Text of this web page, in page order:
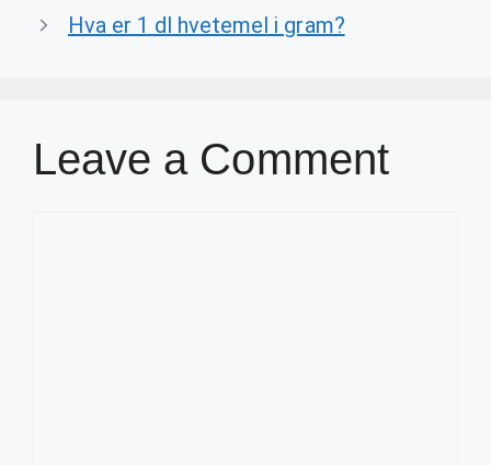
Hva er 1 dl hvetemel i gram?
Leave a Comment